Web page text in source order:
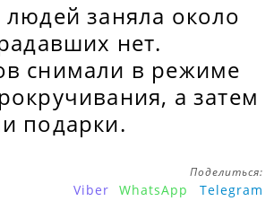
людей заняла около
нет.
снимали в режиме
а затем
подарки.
Поделиться:
Viber WhatsApp Telegram